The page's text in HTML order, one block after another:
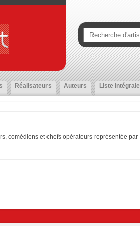
Réalisateurs Auteurs Liste intégrale
comédiens et chefs opérateurs représentée par